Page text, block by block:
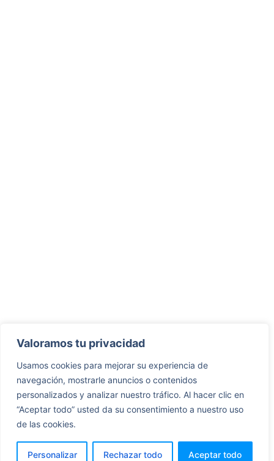
Valoramos tu privacidad
Usamos cookies para mejorar su experiencia de
navegación, mostrarle anuncios o contenidos
personalizados y analizar nuestro tráfico. Al hacer clic en
“Aceptar todo” usted da su consentimiento a nuestro uso
de las cookies.
Personalizar Rechazar todo Aceptar todo